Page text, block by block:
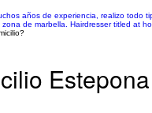
años de experiencia, realizo
de marbella. Hairdresser titled at